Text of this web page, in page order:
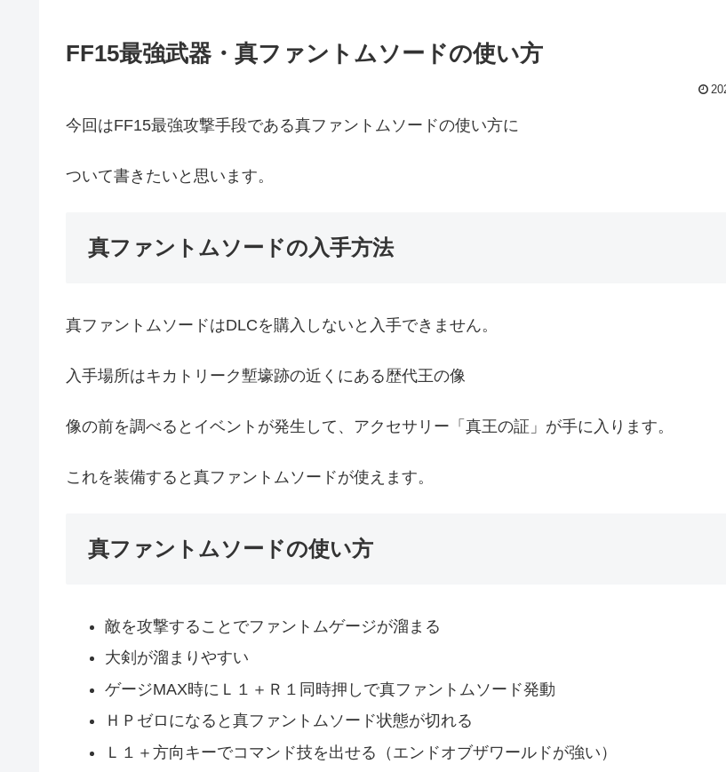
FF15最強武器・真ファントムソードの使い方
今回はFF15最強攻撃手段である真ファントムソードの使い方に
ついて書きたいと思います。
真ファントムソードの入手方法
真ファントムソードはDLCを購入しないと入手できません。
入手場所はキカトリーク塹壕跡の近くにある歴代王の像
像の前を調べるとイベントが発生して、アクセサリー「真王の証」が手に入ります。
これを装備すると真ファントムソードが使えます。
真ファントムソードの使い方
敵を攻撃することでファントムゲージが溜まる
大剣が溜まりやすい
ゲージMAX時にＬ１＋Ｒ１同時押しで真ファントムソード発動
ＨＰゼロになると真ファントムソード状態が切れる
Ｌ１＋方向キーでコマンド技を出せる（エンドオブザワールドが強い）